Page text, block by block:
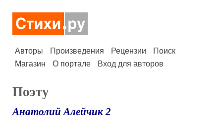
Авторы Произведения Рецензии
Поиск
Магазин
О портале Вход для авторов
Поэту
Анатолий Алейчик 2